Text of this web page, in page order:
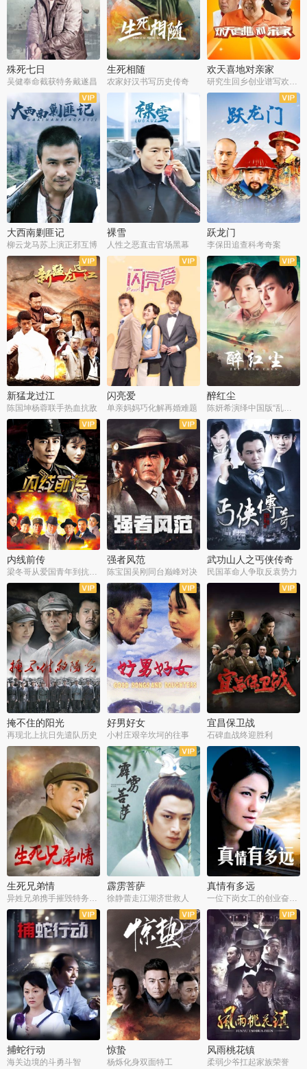
殊死七日
吴健奉命截获特务戴遂昌
生死相随
农家好汉书写历史传奇
欢天喜地对亲家
大西南剿匪记
柳云龙马苏上演正邪互博
全21集
裸雪
人性之恶直击官场黑幕
全30集
跃龙门
李保田追查科考奇案
全36集
新猛龙过江
陈国坤杨蓉联手热血抗敌
全37集
闪亮爱
单亲妈妈巧化解再婚难题
全30集
醉红尘
陈妍希演绎中国版“乱世佳人”
全30集
内线前传
全30集
强者风范
陈宝国吴刚同台巅峰对决
全30集
武功山人之丐侠传奇
民国革命人争取反袁势力
全38集
掩不住的阳光
再现北上抗日先遣队历史
全9集
好男好女
小村庄艰辛坎坷的往事
全35集
宜昌保卫战
石碑血战终迎胜利
全37集
生死兄弟情
异姓兄弟携手摧毁特务阴谋
全40集
霹雳菩萨
徐静蕾走江湖济世救人
全25集
真情有多远
一位下岗女工的创业奋斗史
全22集
捕蛇行动
海关边境的斗勇斗智
全39集
惊蛰
杨烁化身双面特工
全36集
风雨桃花镇
柔弱少爷扛起家族荣誉